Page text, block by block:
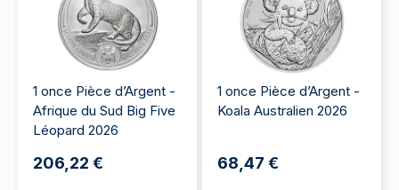
1 once Pièce d’Argent -
Afrique du Sud Big Five
Léopard 2026
206,22 €
1 once Pièce d’Argent -
Koala Australien 2026
68,47 €